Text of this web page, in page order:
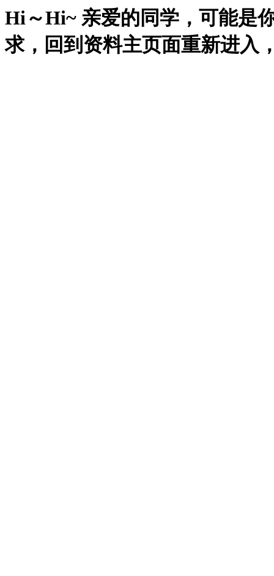
Hi～Hi~ 亲爱的同学，可能是
求，回到资料主页面重新进入